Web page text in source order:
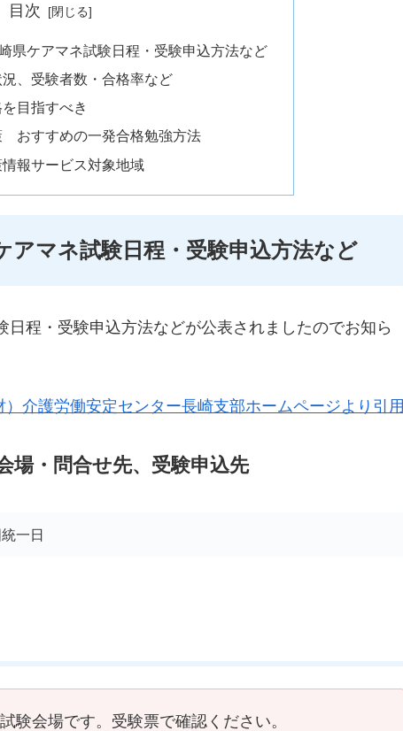
目次
県ケアマネ試験日程・受験申込方法など
、受験者数・合格率など
目指すべき
おすすめの一発合格勉強方法
報サービス対象地域
アマネ試験日程・受験申込方法など
程・受験申込方法などが公表されましたのでお知ら
）介護労働安定センター長崎支部ホームページより引用
場・問合せ先、受験申込先
一日
験会場です。受験票で確認ください。